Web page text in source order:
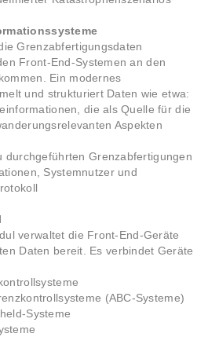
Grenzabfertigungsdaten
Front-End-Systemen an den
Ein modernes
und strukturiert Daten wie etwa:
die als Quelle für die
Aspekten
durchgeführten Grenzabfertigungen
Systemnutzer und
verwaltet die Front-End-Geräte
Daten bereit. Es verbindet Geräte
(ABC-Systeme)
Systeme